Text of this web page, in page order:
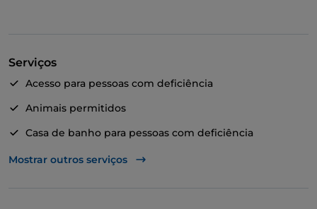
Serviços
Acesso para pessoas com deficiência
Animais permitidos
Casa de banho para pessoas com deficiência
Multibanco
Mostrar outros serviços